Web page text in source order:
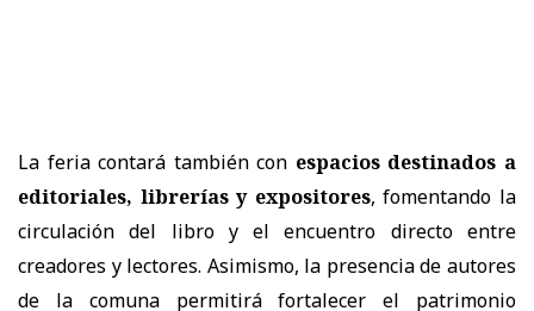
La feria contará también con espacios destinados a
editoriales, librerías y expositores, fomentando la
circulación del libro y el encuentro directo entre
creadores y lectores. Asimismo, la presencia de autores
de la comuna permitirá fortalecer el patrimonio